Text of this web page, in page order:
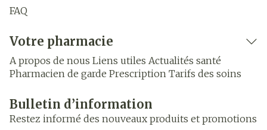
FAQ
Votre pharmacie
A propos de nous Liens utiles Actualités santé
Pharmacien de garde Prescription Tarifs des soins
Bulletin d’information
Restez informé des nouveaux produits et promotions